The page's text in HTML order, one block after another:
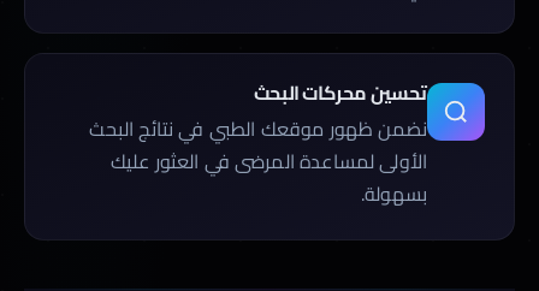
تحسين محركات البحث
نضمن ظهور موقعك الطبي في نتائج البحث
الأولى لمساعدة المرضى في العثور عليك
بسهولة.